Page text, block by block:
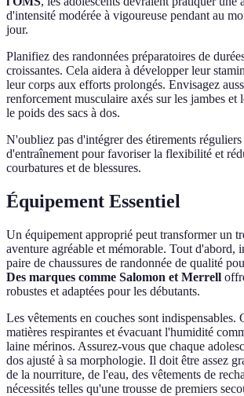
d'intensité modérée à vigoureuse pendant au
jour.
Planifiez des randonnées préparatoires de
croissantes. Cela aidera à développer leur
leur corps aux efforts prolongés. Envisagez
renforcement musculaire axés sur les jambes et
le poids des sacs à dos.
N'oubliez pas d'intégrer des étirements réguliers
d'entraînement pour favoriser la flexibilité et
courbatures et de blessures.
Équipement Essentiel
Un équipement approprié peut transformer un
aventure agréable et mémorable. Tout d'abord,
paire de chaussures de randonnée de qualité
Des marques comme Salomon et Merrell
robustes et adaptées pour les débutants.
Les vêtements en couches sont indispensables.
matières respirantes et évacuant l'humidité
laine mérinos. Assurez-vous que chaque
dos ajusté à sa morphologie. Il doit être assez
de la nourriture, de l'eau, des vêtements de
nécessités telles qu'une trousse de premiers